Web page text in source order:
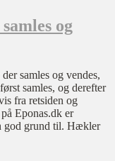
og
samles og vendes,
samles, og derefter
fra retsiden og
Eponas.dk er
god grund til. Hækler